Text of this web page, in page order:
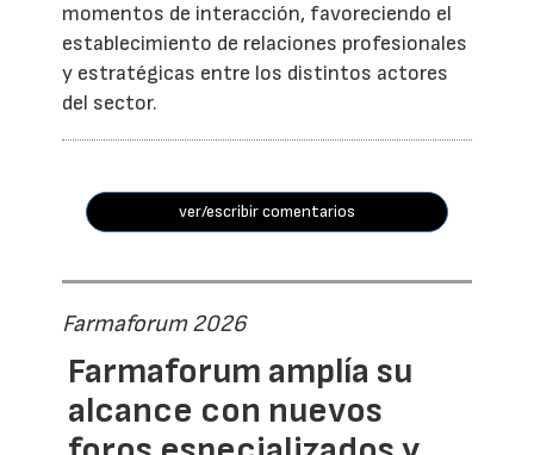
momentos de interacción, favoreciendo el
establecimiento de relaciones profesionales
y estratégicas entre los distintos actores
del sector.
ver/escribir comentarios
Farmaforum 2026
Farmaforum amplía su
alcance con nuevos